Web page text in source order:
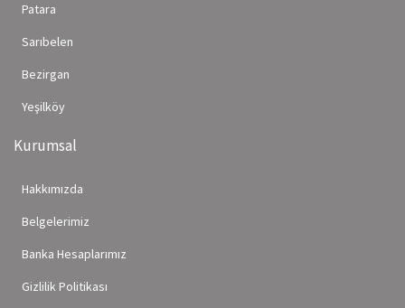
Patara
Sarıbelen
Bezirgan
Yeşilköy
Kurumsal
Hakkımızda
Belgelerimiz
Banka Hesaplarımız
Gizlilik Politikası